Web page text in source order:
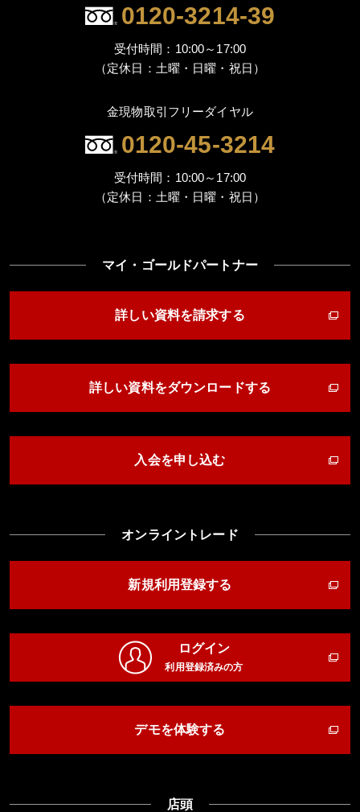
0120-3214-39
受付時間：10:00～17:00
（定休日：土曜・日曜・祝日）
金現物取引フリーダイヤル
0120-45-3214
受付時間：10:00～17:00
（定休日：土曜・日曜・祝日）
マイ・ゴールドパートナー
詳しい資料を請求する
詳しい資料をダウンロードする
入会を申し込む
オンライントレード
新規利用登録する
ログイン
利用登録済みの方
デモを体験する
店頭